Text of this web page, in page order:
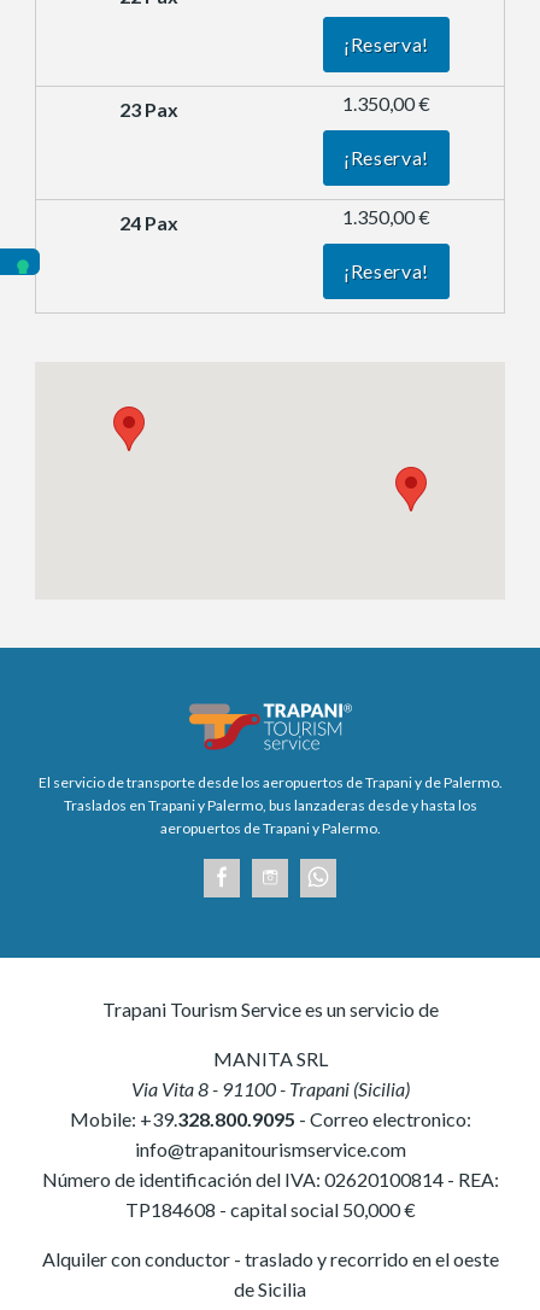
¡Reserva!
1.350,00 €
¡Reserva!
1.350,00 €
¡Reserva!
El servicio de transporte desde los aeropuertos de Trapani y de Palermo.
Traslados en Trapani y Palermo, bus lanzaderas desde y hasta los
aeropuertos de Trapani y Palermo.
Trapani Tourism Service es un servicio de
MANITA SRL
Via Vita 8- 91100- Trapani(Sicilia)
Mobile: +39.328.800.9095 - Correo electronico:
info@trapanitourismservice.com
Número de identificación del IVA: 02620100814- REA:
TP184608 - capital social 50,000 €
Alquiler con conductor - traslado y recorrido en el oeste
de Sicilia